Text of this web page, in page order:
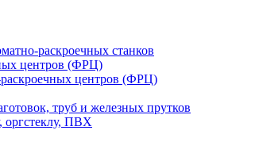
раскроечных станков
центров (ФРЦ)
центров (ФРЦ)
труб и железных прутков
ПВХ